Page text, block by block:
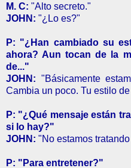
M. C: "Alto secreto."
JOHN: "¿Lo es?"
P: "¿Han cambiado su
ahora? Aun tocan de la
de..."
JOHN: "Básicamente
Cambia un poco. Tu estilo
P: "¿Qué mensaje están
si lo hay?"
JOHN: "No estamos
P: "Para entretener?"